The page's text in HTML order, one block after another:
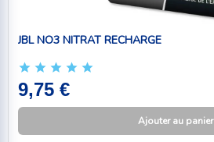
JBL NO3 NITRAT RECHARGE
9,75 €
Ajouter au panier